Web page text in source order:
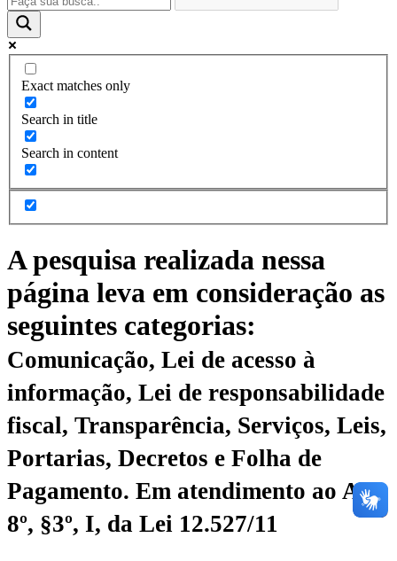
Exact matches only
Search in title
Search in content
A pesquisa realizada nessa
página leva em consideração as
seguintes categorias:
Comunicação, Lei de acesso à
informação, Lei de responsabilidade
fiscal, Transparência, Serviços, Leis,
Portarias, Decretos e Folha de
Pagamento. Em atendimento ao Art.
8º, §3º, I, da Lei 12.527/11